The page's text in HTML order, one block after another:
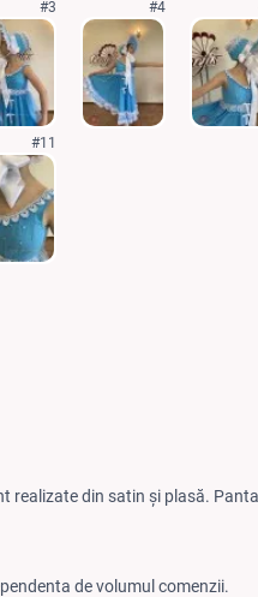
#3 #4
#11
realizate din satin și plasă.
de volumul comenzii.